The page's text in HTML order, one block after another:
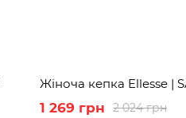
Жіноча кепка Ellesse |
2 024 грн
1 269 грн